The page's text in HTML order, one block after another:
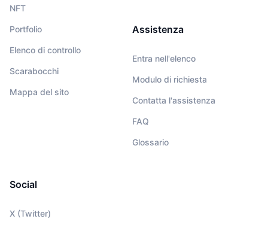
NFT
Portfolio
Elenco di controllo
Scarabocchi
Mappa del sito
Assistenza
Entra nell'elenco
Modulo di richiesta
Contatta l'assistenza
FAQ
Glossario
Social
X (Twitter)